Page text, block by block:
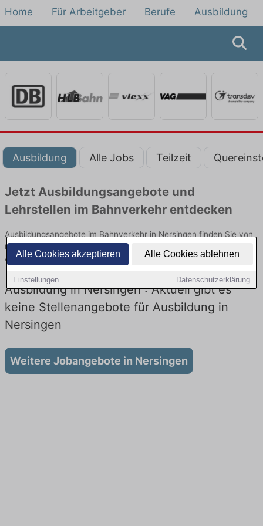
Alle Cookies akzeptieren Alle Cookies ablehnen
Einstellungen Datenschutzerklärung
Home Für Arbeitgeber Berufe Ausbildung
Ausbildung Alle Jobs Teilzeit
Jetzt Ausbildungsangebote und
Lehrstellen im Bahnverkehr entdecken
Ausbildungsangebote im Bahnverkehr in Nersingen finden Sie von
namhaften Firmen. Entdecken Sie freie Optionen von Top-
Arbeitgebern und bewerben Sie sich noch heute.
Ausbildung in Nersingen : Aktuell gibt es
keine Stellenangebote für Ausbildung in
Nersingen
Weitere Jobangebote in Nersingen